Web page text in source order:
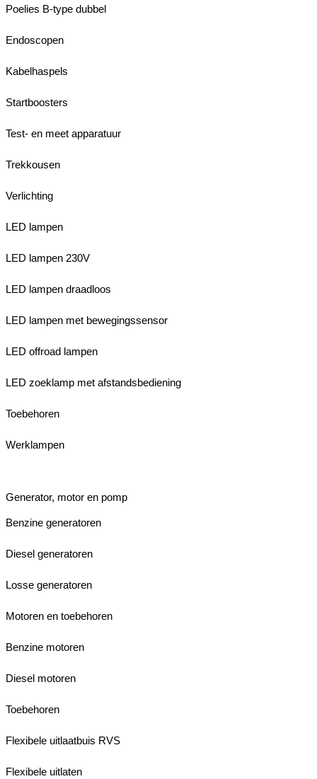
Poelies B-type dubbel
Endoscopen
Kabelhaspels
Startboosters
Test- en meet apparatuur
Trekkousen
Verlichting
LED lampen
LED lampen 230V
LED lampen draadloos
LED lampen met bewegingssensor
LED offroad lampen
LED zoeklamp met afstandsbediening
Toebehoren
Werklampen
Generator, motor en pomp
Benzine generatoren
Diesel generatoren
Losse generatoren
Motoren en toebehoren
Benzine motoren
Diesel motoren
Toebehoren
Flexibele uitlaatbuis RVS
Flexibele uitlaten